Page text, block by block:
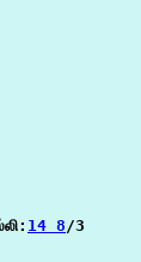
14 8/3